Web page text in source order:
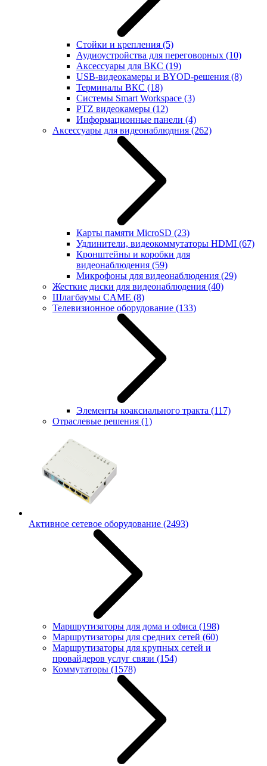
Стойки и крепления (5)
Аудиоустройства для переговорных (10)
Аксессуары для ВКС (19)
USB-видеокамеры и BYOD-решения (8)
Терминалы ВКС (18)
Системы Smart Workspace (3)
PTZ видеокамеры (12)
Информационные панели (4)
Аксессуары для видеонаблюдния (262)
Карты памяти MicroSD (23)
Удлинители, видеокоммутаторы HDMI (67)
Кронштейны и коробки для
видеонаблюдения (59)
Микрофоны для видеонаблюдения (29)
Жесткие диски для видеонаблюдения (40)
Шлагбаумы CAME (8)
Телевизионное оборудование (133)
Элементы коаксиального тракта (117)
Отраслевые решения (1)
Активное сетевое оборудование (2493)
Маршрутизаторы для дома и офиса (198)
Маршрутизаторы для средних сетей (60)
Маршрутизаторы для крупных сетей и
провайдеров услуг связи (154)
Коммутаторы (1578)